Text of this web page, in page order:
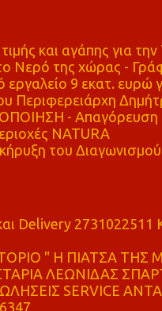
και αγάπης για την
Νερό της χώρας -
εργαλείο 9 εκατ.
Περιφερειάρχη
- Απαγόρευση
NATURA
του
Delivery
" Η ΠΙΑΤΣΑ ΤΗΣ
ΛΕΩΝΙΔΑΣ
SERVICE